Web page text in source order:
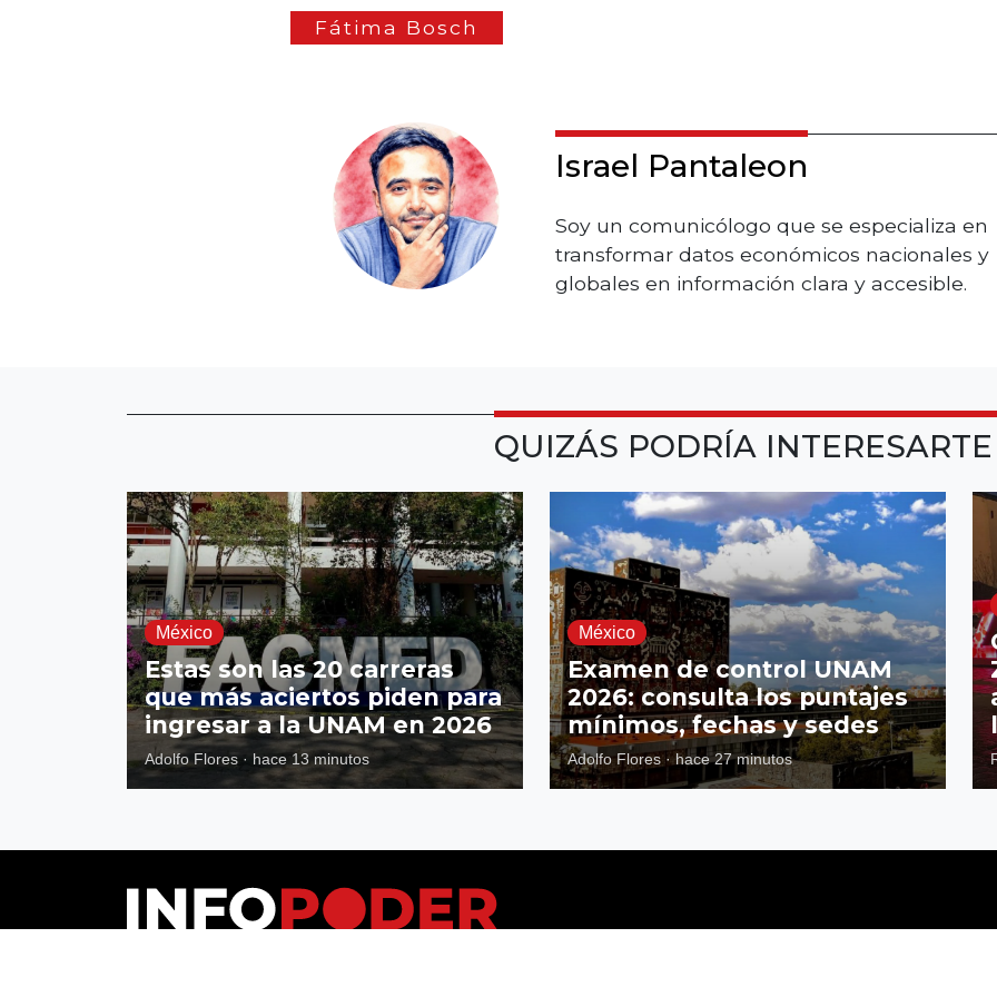
Fátima Bosch
Israel Pantaleon
Soy un comunicólogo que se especializa en
transformar datos económicos nacionales y
globales en información clara y accesible.
QUIZÁS PODRÍA
México
Estas son las 20 carreras
que más aciertos piden para
ingresar a la UNAM en 2026
Adolfo Flores · hace 13 minutos
México
Examen de control UNAM
2026: consulta los puntajes
mínimos, fechas y sedes
Adolfo Flores·hace 27 minutos